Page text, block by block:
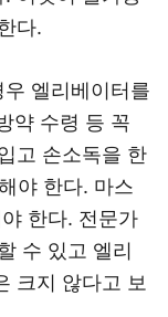
다.
엘리베이터를
약 수령 등 꼭
고 손소독을 한
야 한다. 마스
한다. 전문가
수 있고 엘리
크지 않다고 보